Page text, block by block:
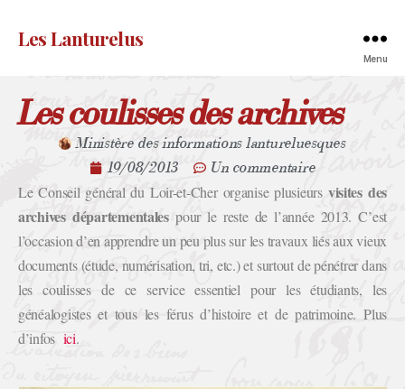
Les Lanturelus
Menu
Les coulisses des archives
Ministère des informations lantureluesques
19/08/2013
Un commentaire
Le Conseil général du Loir-et-Cher organise plusieurs visites des
archives départementalespour le reste de l’année 2013. C’est
l’occasion d’en apprendre un peu plus sur les travaux liés aux vieux
documents (étude, numérisation, tri, etc.) et surtout de pénétrer dans
les coulisses de ce service essentiel pour les étudiants, les
généalogistes et tous les férus d’histoire et de patrimoine. Plus
d’infos ici.